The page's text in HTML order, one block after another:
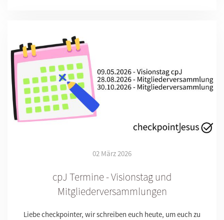
02 März 2026
cpJ Termine - Visionstag und
Mitgliederversammlungen
Liebe checkpointer, wir schreiben euch heute, um euch zu